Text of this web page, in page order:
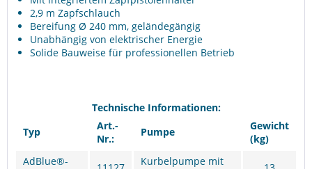
2,9 m Zapfschlauch
Bereifung Ø 240 mm, geländegängig
Unabhängig von elektrischer Energie
Solide Bauweise für professionellen Betrieb
Technische Informationen:
Typ
Art.-
Nr.:
Pumpe
Gewicht
(kg)
AdBlue®-
Kurbelpumpe mit